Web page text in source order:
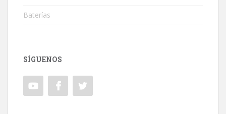
Baterías
SÍGUENOS